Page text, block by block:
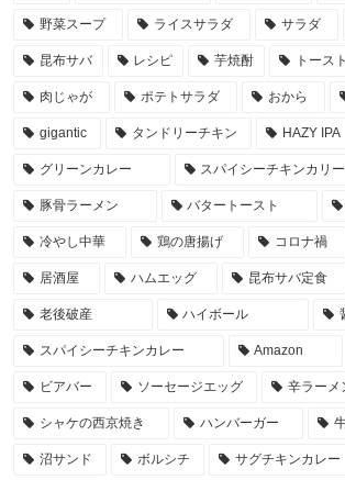
野菜スープ ライスサラダ サラダ
昆布サバ レシピ 芋焼酎 トースト
肉じゃが ポテトサラダ おから
gigantic タンドリーチキン HAZY IPA
グリーンカレー スパイシーチキンカリー
豚骨ラーメン バタートースト
冷やし中華 鶏の唐揚げ コロナ禍
居酒屋 ハムエッグ 昆布サバ定食
老後破産 ハイボール
スパイシーチキンカレー Amazon
ビアバー ソーセージエッグ 辛ラーメ
シャケの西京焼き ハンバーガー
沼サンド ボルシチ サグチキンカレー